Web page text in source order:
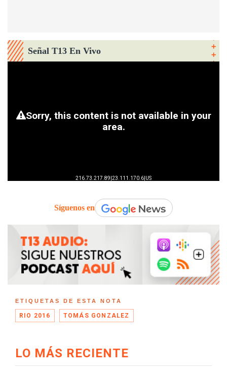
Señal T13 En Vivo
Síguenos en
ETIQUETAS DE ESTA NOTA
RIO 2016 TOMÁS GONZALEZ
LO MÁS RECIENTE